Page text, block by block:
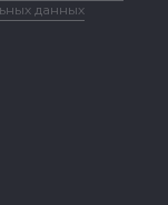
данных